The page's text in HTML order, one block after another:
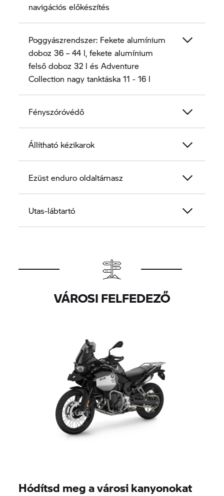
navigációs előkészítés
Poggyászrendszer: Fekete alumínium
doboz 36 – 44 l, fekete alumínium
felső doboz 32 l és Adventure
Collection nagy tanktáska 11 - 16 l
Fényszóróvédő
Állítható kézikarok
Ezüst enduro oldaltámasz
Utas-lábtartó
VÁROSI FELFEDEZŐ
Hódítsd meg a városi kanyonokat